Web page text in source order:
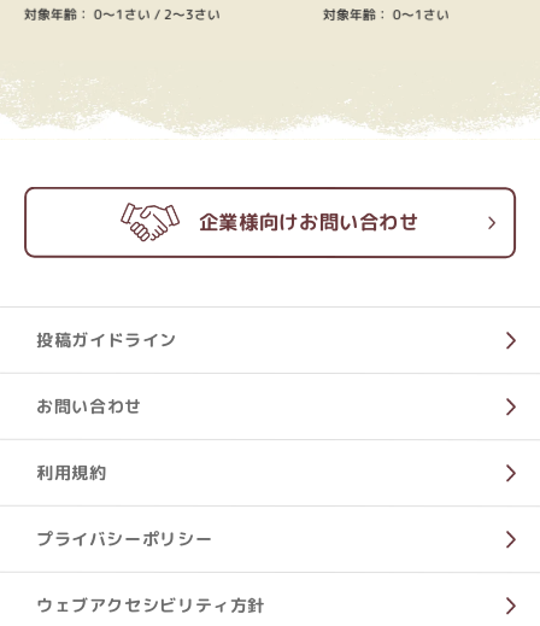
対象年齢： 0～1さい 2～3さい 対象年齢： 0～1さい
企業様向けお問い合わせ
投稿ガイドライン
お問い合わせ
利用規約
プライバシーポリシー
ウェブアクセシビリティ方針